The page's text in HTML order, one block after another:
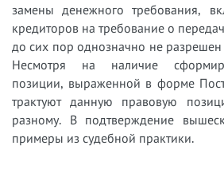
замены денежного требования,
кредиторов на требование о
до сих пор однозначно не
Несмотря на наличие
позиции, выраженной в форме
трактуют данную правовую
разному. В подтверждение
примеры из судебной практики.